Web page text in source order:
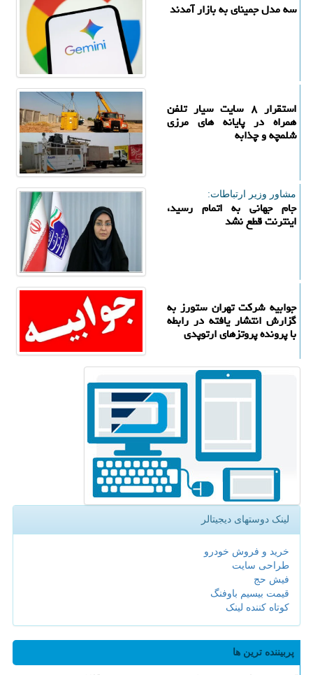
سه مدل جمینای به بازار آمدند
استقرار ۸ سایت سیار تلفن
همراه در پایانه های مرزی
شلمچه و چذابه
مشاور وزیر ارتباطات:
️جام جهانی به اتمام رسید،
اینترنت قطع نشد
جوابیه شرکت تهران ستورز به
گزارش انتشار یافته در رابطه
با پرونده پروتزهای ارتوپدی
لینک دوستهای دیجیتالر
خرید و فروش خودرو
طراحی سایت
فیش حج
قیمت بیسیم باوفنگ
کوتاه کننده لینک
پربیننده ترین ها